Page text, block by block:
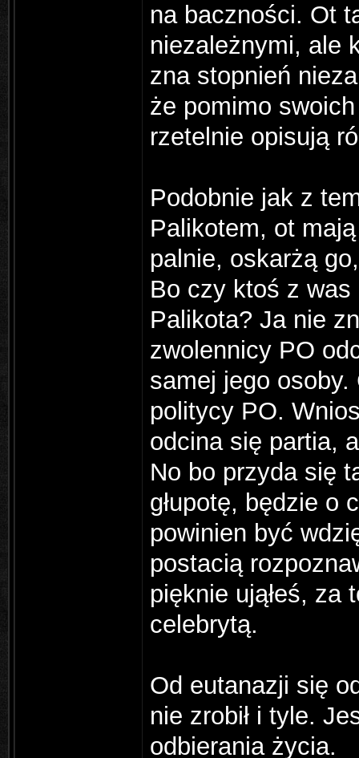
na baczności. Ot
niezależnymi, ale
zna stopnień
że pomimo
rzetelnie opisują
Podobnie jak z
Palikotem, ot
palnie, oskarżą
Bo czy ktoś z
Palikota? Ja nie
zwolennicy PO
samej jego
politycy PO.
odcina się partia,
No bo przyda się
głupotę, będzie o
powinien być
postacią
pięknie ująłeś, za
celebrytą.
Od eutanazji się
nie zrobił i tyle.
odbierania życia.